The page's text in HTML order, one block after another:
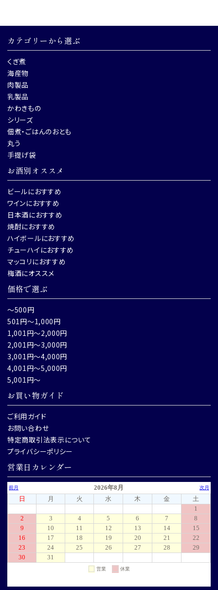
カテゴリーから選ぶ
くぎ煮
海産物
肉製品
乳製品
かわきもの
シリーズ
佃煮・ごはんのおとも
丸う
手提げ袋
お酒別オススメ
ビールにおすすめ
ワインにおすすめ
日本酒におすすめ
焼酎におすすめ
ハイボールにおすすめ
チューハイにおすすめ
マッコリにおすすめ
梅酒にオススメ
価格で選ぶ
～500円
501円～1,000円
1,001円～2,000円
2,001円～3,000円
3,001円～4,000円
4,001円～5,000円
5,001円～
お買い物ガイド
ご利用ガイド
お問い合わせ
特定商取引法表示について
プライバシーポリシー
営業日カレンダー